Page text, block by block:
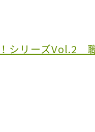
シリーズVol.2